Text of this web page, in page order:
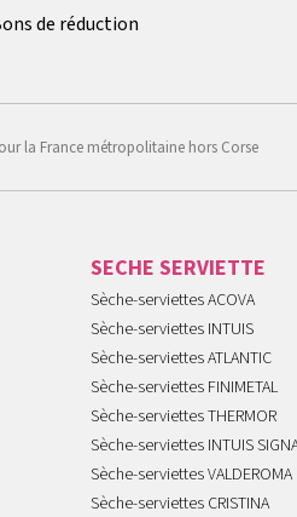
de réduction
la France métropolitaine hors Corse
SECHE SERVIETTE
Sèche-serviettes ACOVA
Sèche-serviettes INTUIS
Sèche-serviettes ATLANTIC
Sèche-serviettes FINIMETAL
Sèche-serviettes THERMOR
Sèche-serviettes INTUIS
Sèche-serviettes VALDEROMA
Sèche-serviettes CRISTINA